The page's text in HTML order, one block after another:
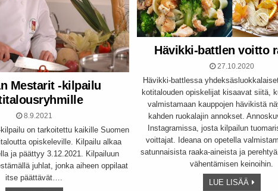
Mestarit -kilpailu
8.9.2021
on tarkoitettu kaikille Suomen
opiskeleville. Kilpailu alkaa
ja päättyy 3.12.2021. Kilpailuun
juhlat, jonka aiheen oppilaat
itse päättävät….
Hävikki-battlen voitto
27.10.2020
Hävikki-battlessa
kotitalouden opiskelijat kisaavat siitä,
valmistamaan kauppojen hävikistä
kahden ruokalajin annokset.
Instagramissa, josta kilpailun
voittajat. Ideana on opetella
satunnaisista raaka-aineista ja
vähentämisen keinoihin.
LUE LISÄÄ